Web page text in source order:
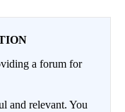
a forum for
and relevant. You